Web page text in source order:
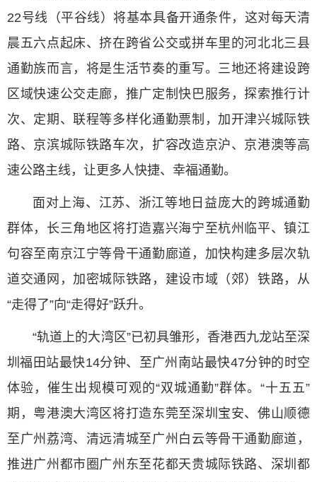
22号线（平谷线）将基本具备开通条件，这对每天清
晨五六点起床、挤在跨省公交或拼车里的河北北三县
通勤族而言，将是生活节奏的重写。三地还将建设跨
区域快速公交走廊，推广定制快巴服务，探索推行计
次、定期、联程等多样化通勤票制，加开津兴城际铁
路、京滨城际铁路车次，扩容改造京沪、京港澳等高
速公路主线，让更多人快捷、幸福通勤。
面对上海、江苏、浙江等地日益庞大的跨城通勤
群体，长三角地区将打造嘉兴海宁至杭州临平、镇江
句容至南京江宁等骨干通勤廊道，加快构建多层次轨
道交通网，加密城际铁路，建设市域（郊）铁路，从
“走得了”向“走得好”跃升。
“轨道上的大湾区”已初具雏形，香港西九龙站至深
圳福田站最快14分钟、至广州南站最快47分钟的时空
体验，催生出规模可观的“双城通勤”群体。“十五五”
期，粤港澳大湾区将打造东莞至深圳宝安、佛山顺德
至广州荔湾、清远清城至广州白云等骨干通勤廊道，
推进广州都市圈广州东至花都天贵城际铁路、深圳都